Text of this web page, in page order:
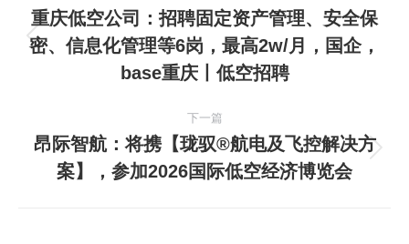
章
导
上
一
文
章：
重庆低空公司：招聘固定资产管理、安全保
密、信息化管理等6岗，最高2w/月，国企，
base重庆丨低空招聘
下一篇
下
一
昂际智航：将携【珑驭®航电及飞控解决方
案】，参加2026国际低空经济博览会